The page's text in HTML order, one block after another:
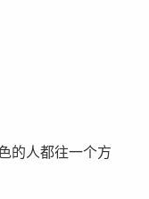
的人都往一个方